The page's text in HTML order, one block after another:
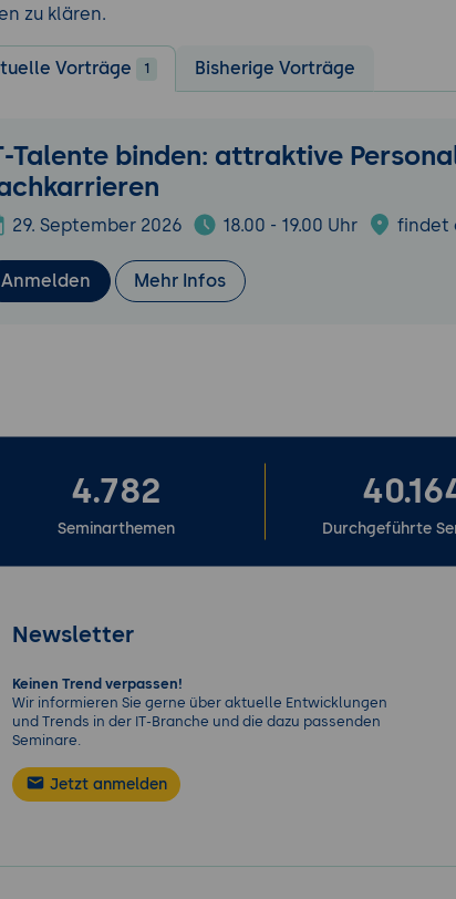
zu klären.
Vorträge 1 Bisherige Vorträge
Talente binden: attraktive
29. September 2026 18.00 - 19.00 Uhr findet
Anmelden Mehr Infos
4.782
Seminarthemen Durchgeführte
Newsletter
Keinen Trend verpassen!
Wir informieren Sie gerne über aktuelle Entwicklungen
und Trends in der IT-Branche und die dazu passenden
Seminare.
Jetzt anmelden